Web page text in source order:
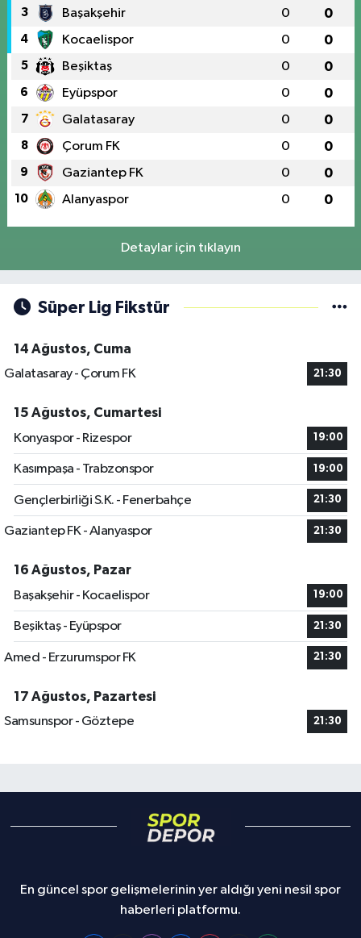
3 Başakşehir 0 0
4 Kocaelispor 0 0
5 Beşiktaş 0 0
6 Eyüpspor 0 0
7 Galatasaray 0 0
8 Çorum FK 0 0
9 Gaziantep FK 0 0
10 Alanyaspor 0 0
Detaylar için tıklayın
Süper Lig Fikstür
14 Ağustos, Cuma
Galatasaray - Çorum FK
21:30
15 Ağustos, Cumartesi
Konyaspor - Rizespor
19:00
Kasımpaşa - Trabzonspor 19:00
Gençlerbirliği S.K. - Fenerbahçe 21:30
Gaziantep FK - Alanyaspor 21:30
16 Ağustos, Pazar
Başakşehir - Kocaelispor
19:00
Beşiktaş - Eyüpspor 21:30
Amed - Erzurumspor FK 21:30
17 Ağustos, Pazartesi
Samsunspor - Göztepe
21:30
En güncel spor gelişmelerinin yer aldığı yeni nesil spor
haberleri platformu.